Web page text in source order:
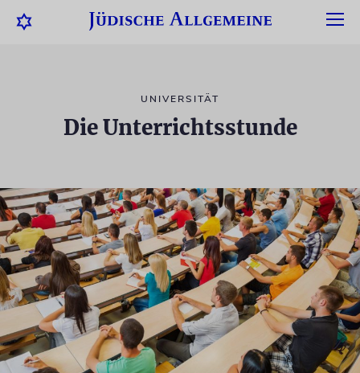
UNIVERSITÄT
Die Unterrichtsstunde